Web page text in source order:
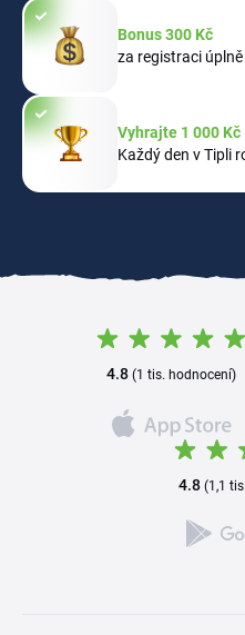
Bonus 300 Kč
za registraci
Vyhrajte 1 000 Kč
Každý den v Tipli
4.8 (1 tis. hodnocení)
4.8 (1,1